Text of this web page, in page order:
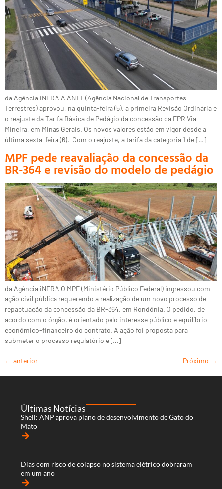
da Agência iNFRA A ANTT (Agência Nacional de Transportes
Terrestres) aprovou, na quinta-feira (5), a primeira Revisão Ordinária e
o reajuste da Tarifa Básica de Pedágio da concessão da EPR Via
Mineira, em Minas Gerais. Os novos valores estão em vigor desde a
última sexta-feira (6). Com o reajuste, a tarifa da categoria 1 de […]
MPF pede reavaliação da concessão da
BR-364 e revisão do modelo de pedágio
da Agência iNFRA O MPF (Ministério Público Federal) ingressou com
ação civil pública requerendo a realização de um novo processo de
repactuação da concessão da BR-364, em Rondônia. O pedido, de
acordo com o órgão, é orientado pelo interesse público e equilíbrio
econômico-financeiro do contrato. A ação foi proposta para
submeter o processo regulatório e […]
← anterior Próximo →
Últimas Notícias
Shell: ANP aprova plano de desenvolvimento de Gato do
Mato
arrow_forward
Dias com risco de colapso no sistema elétrico dobraram
em um ano
arrow_forward